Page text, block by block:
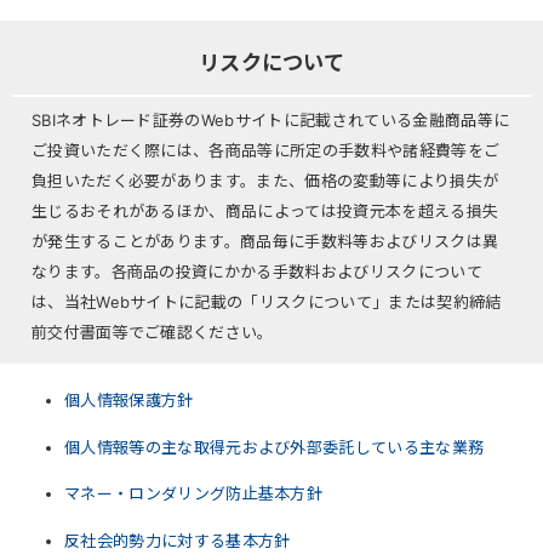
リスクについて
SBIネオトレード証券のWebサイトに記載されている金融商品等に
ご投資いただく際には、各商品等に所定の手数料や諸経費等をご
負担いただく必要があります。また、価格の変動等により損失が
生じるおそれがあるほか、商品によっては投資元本を超える損失
が発生することがあります。商品毎に手数料等およびリスクは異
なります。各商品の投資にかかる手数料およびリスクについて
は、当社Webサイトに記載の「リスクについて」または契約締結
前交付書面等でご確認ください。
個人情報保護方針
個人情報等の主な取得元および外部委託している主な業務
マネー・ロンダリング防止基本方針
反社会的勢力に対する基本方針